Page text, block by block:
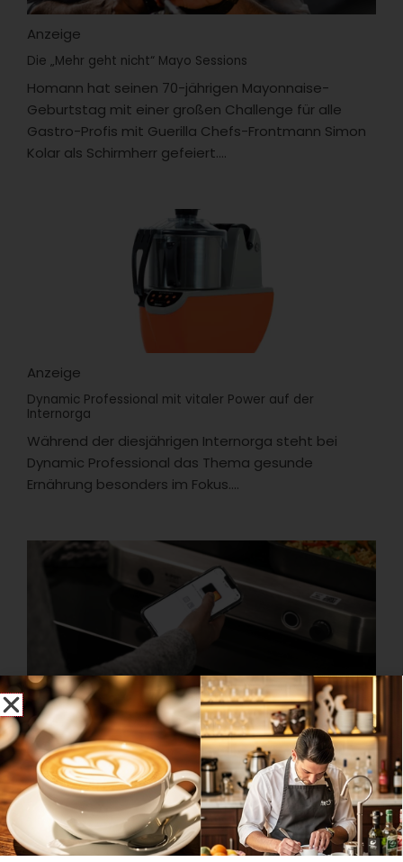
Anzeige
Die „Mehr geht nicht“ Mayo Sessions
Homann hat seinen 70-jährigen Mayonnaise-
Geburtstag mit einer großen Challenge für alle
Gastro-Profis mit Guerilla Chefs-Frontmann Simon
Kolar als Schirmherr gefeiert....
Anzeige
Dynamic Professional mit vitaler Power auf der
Internorga
Während der diesjährigen Internorga steht bei
Dynamic Professional das Thema gesunde
Ernährung besonders im Fokus....
Anzeige
Zukunftsfähig bleiben? Mehrwegprozesse digitalisieren!
Die digitale Mehrweglösung von Rieber sorgt für
maximale Effizienz innerhalb der Prozesskette in der
Gemeinschaftsverpflegung....